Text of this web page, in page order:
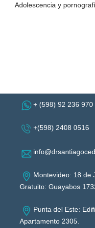
Adolescencia y
+ (598) 92 236 970
+(598) 2408 0516
Montevideo: 18 de
Gratuito: Guayabos
Punta del Este:
Apartamento 2305.